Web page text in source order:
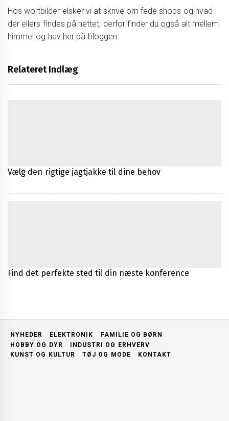
Hos wortbilder elsker vi at skrive om fede shops og hvad
der ellers findes på nettet, derfor finder du også alt mellem
himmel og hav her på bloggen.
Relateret Indlæg
Vælg den rigtige jagtjakke til dine behov
Find det perfekte sted til din næste konference
NYHEDER ELEKTRONIK
FAMILIE OG BØRN
HOBBY OG DYR
INDUSTRI OG ERHVERV
KUNST OG KULTUR
TØJ OG MODE KONTAKT